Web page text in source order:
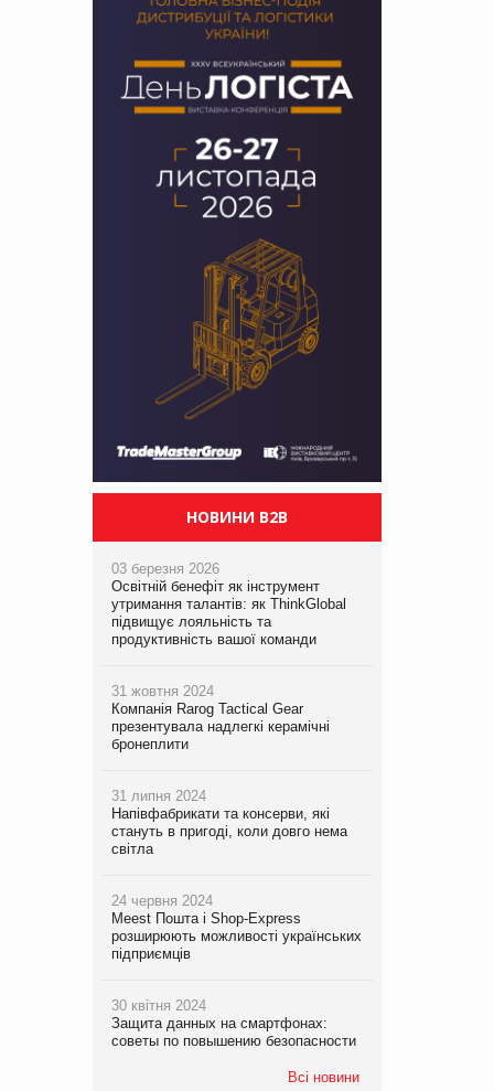
НОВИНИ B2B
03 березня 2026
Освітній бенефіт як інструмент
утримання талантів: як ThinkGlobal
підвищує лояльність та
продуктивність вашої команди
31 жовтня 2024
Компанія Rarog Tactical Gear
презентувала надлегкі керамічні
бронеплити
31 липня 2024
Напівфабрикати та консерви, які
стануть в пригоді, коли довго нема
світла
24 червня 2024
Meest Пошта і Shop-Express
розширюють можливості українських
підприємців
30 квітня 2024
Защита данных на смартфонах:
советы по повышению безопасности
Всі новини